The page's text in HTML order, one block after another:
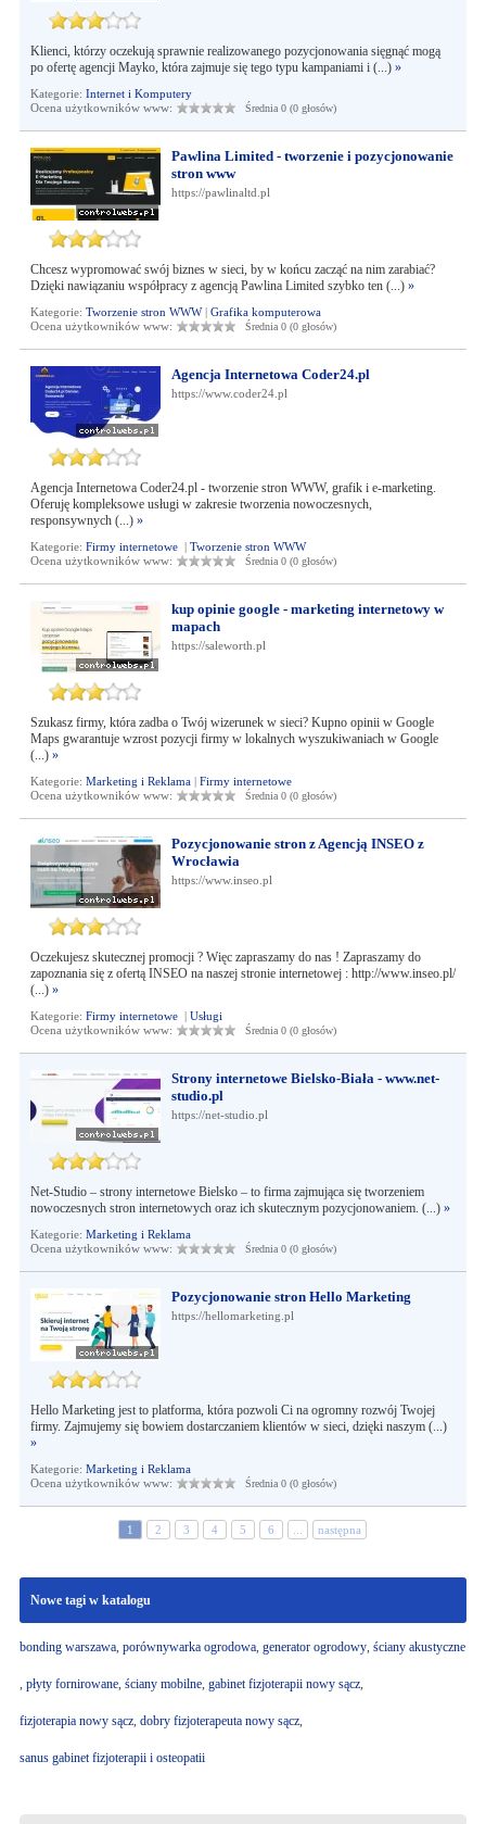
Klienci, którzy oczekują sprawnie realizowanego pozycjonowania sięgnąć mogą
po ofertę agencji Mayko, która zajmuje się tego typu kampaniami i (...) »
Kategorie: Internet i Komputery
Ocena użytkowników www:
Średnia 0 (0 głosów)
Pawlina Limited - tworzenie i pozycjonowanie
stron www
https://pawlinaltd.pl
Chcesz wypromować swój biznes w sieci, by w końcu zacząć na nim zarabiać?
Dzięki nawiązaniu współpracy z agencją Pawlina Limited szybko ten (...) »
Kategorie: Tworzenie stron WWW| Grafika komputerowa
Ocena użytkowników www:
Średnia 0 (0 głosów)
Agencja Internetowa Coder24.pl
https://www.coder24.pl
Agencja Internetowa Coder24.pl - tworzenie stron WWW, grafik i e-marketing.
Oferuję kompleksowe usługi w zakresie tworzenia nowoczesnych,
responsywnych (...) »
Kategorie: Firmy internetowe | Tworzenie stron WWW
Ocena użytkowników www:
Średnia 0 (0 głosów)
kup opinie google - marketing internetowy w
mapach
https://saleworth.pl
Szukasz firmy, która zadba o Twój wizerunek w sieci? Kupno opinii w Google
Maps gwarantuje wzrost pozycji firmy w lokalnych wyszukiwaniach w Google
(...) »
Kategorie: Marketing i Reklama| Firmy internetowe
Ocena użytkowników www:
Średnia 0 (0 głosów)
Pozycjonowanie stron z Agencją INSEO z
Wrocławia
https://www.inseo.pl
Oczekujesz skutecznej promocji ? Więc zapraszamy do nas ! Zapraszamy do
zapoznania się z ofertą INSEO na naszej stronie internetowej : http://www.inseo.pl/
(...) »
Kategorie: Firmy internetowe | Usługi
Ocena użytkowników www:
Średnia 0 (0 głosów)
Strony internetowe Bielsko-Biała - www.net-
studio.pl
https://net-studio.pl
Net-Studio – strony internetowe Bielsko – to firma zajmująca się tworzeniem
nowoczesnych stron internetowych oraz ich skutecznym pozycjonowaniem. (...) »
Kategorie: Marketing i Reklama
Ocena użytkowników www:
Średnia 0 (0 głosów)
Pozycjonowanie stron Hello Marketing
https://hellomarketing.pl
Hello Marketing jest to platforma, która pozwoli Ci na ogromny rozwój Twojej
firmy. Zajmujemy się bowiem dostarczaniem klientów w sieci, dzięki naszym (...)
»
Kategorie: Marketing i Reklama
Ocena użytkowników www:
Średnia 0 (0 głosów)
1 2 3 4 5 6 następna
Nowe tagi w katalogu
bonding warszawa, porównywarka ogrodowa, generator ogrodowy, ściany akustyczne
, płyty fornirowane, ściany mobilne, gabinet fizjoterapii nowy sącz,
fizjoterapia nowy sącz, dobry fizjoterapeuta nowy sącz,
sanus gabinet fizjoterapii i osteopatii